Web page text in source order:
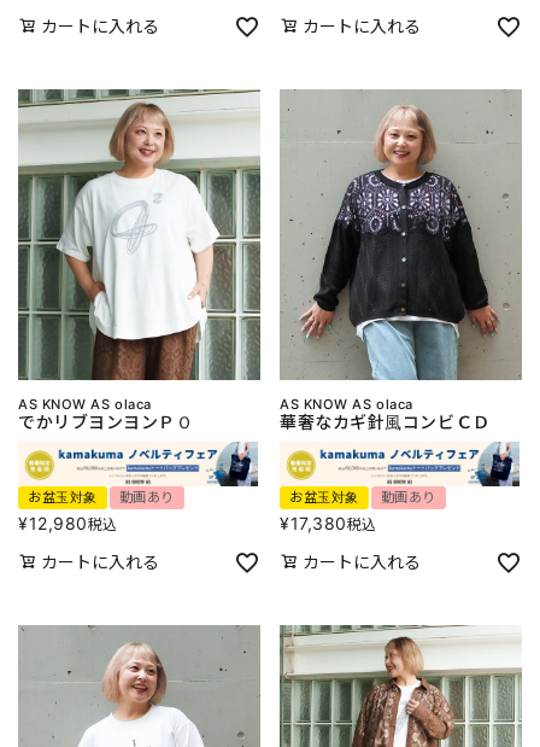
カートに入れる カートに入れる
AS KNOW AS olaca
でかリブヨンヨンＰＯ
お盆玉対象 動画あり
¥12,980税込
カートに入れる
AS KNOW AS olaca
華奢なカギ針風コンビＣＤ
お盆玉対象 動画あり
¥17,380税込
カートに入れる